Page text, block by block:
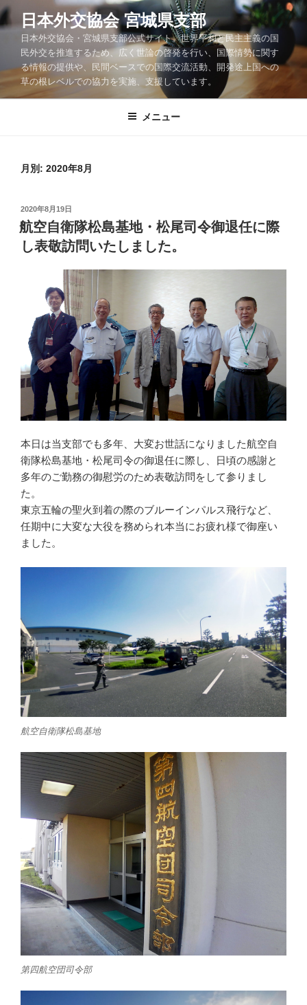
コ
ン
ツ
日本外交協会 宮城県支部
日本外交協会・宮城県支部公式サイト。世界平和と民主主義の国
民外交を推進するため、広く世論の啓発を行い、国際情勢に関す
る情報の提供や、民間ベースでの国際交流活動、開発途上国への
草の根レベルでの協力を実施、支援しています。
メニュー
月別: 2020年8月
投
稿
日:
2020年8月19日
航空自衛隊松島基地・松尾司令御退任に際
し表敬訪問いたしました。
本日は当支部でも多年、大変お世話になりました航空自
衛隊松島基地・松尾司令の御退任に際し、日頃の感謝と
多年のご勤務の御慰労のため表敬訪問をして参りまし
た。
東京五輪の聖火到着の際のブルーインパルス飛行など、
任期中に大変な大役を務められ本当にお疲れ様で御座い
ました。
航空自衛隊松島基地
第四航空団司令部